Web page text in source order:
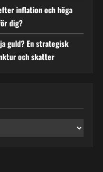
inflation och höga
dig?
guld? En strategisk
och skatter